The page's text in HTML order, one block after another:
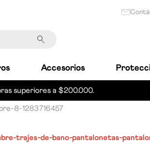
Accesorios
superiores a $200.000.
8-1283716457
trajes-de-bano-pantalonetas-